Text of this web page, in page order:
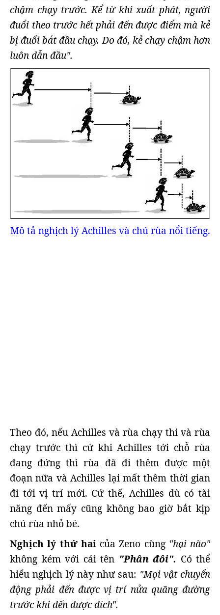
chậm chạy trước. Kể từ khi xuất phát, người
đuổi theo trước hết phải đến được điểm mà kẻ
bị đuổi bắt đầu chạy. Do đó, kẻ chạy chậm hơn
luôn dẫn đầu".
Mô tả nghịch lý Achilles và chú rùa nổi tiếng.
Theo đó, nếu Achilles và rùa chạy thi và rùa
chạy trước thì cứ khi Achilles tới chỗ rùa
đang đứng thì rùa đã đi thêm được một
đoạn nữa và Achilles lại mất thêm thời gian
đi tới vị trí mới. Cứ thế, Achilles dù có tài
năng đến mấy cũng không bao giờ bắt kịp
chú rùa nhỏ bé.
Nghịch lý thứ haicủa Zeno cũng "hại não"
không kém với cái tên "Phân đôi". Có thể
hiểu nghịch lý này như sau: "Mọi vật chuyển
động phải đến được vị trí nửa quãng đường
trước khi đến được đích".